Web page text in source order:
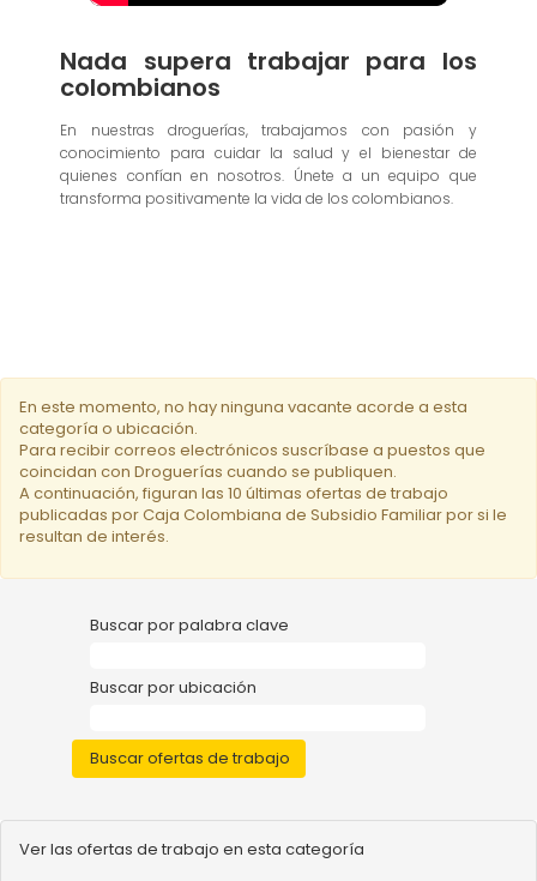
Nada supera trabajar para los
colombianos
En nuestras droguerías, trabajamos con pasión y
conocimiento para cuidar la salud y el bienestar de
quienes confían en nosotros. Únete a un equipo que
transforma positivamente la vida de los colombianos.
En este momento, no hay ninguna vacante acorde a esta
categoría o ubicación.
Para recibir correos electrónicos suscríbase a puestos que
coincidan con Droguerías cuando se publiquen.
A continuación, figuran las 10 últimas ofertas de trabajo
publicadas por Caja Colombiana de Subsidio Familiar por si le
resultan de interés.
Buscar por palabra clave
Buscar por ubicación
Ver las ofertas de trabajo en esta categoría